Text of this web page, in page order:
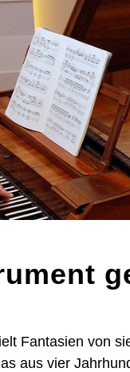
Fantasien von
aus vier